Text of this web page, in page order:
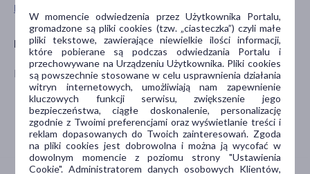
Pokaż wszystkie produkty LEENVIT
Producent
LEENVIT GROUP
W momencie odwiedzenia przez Użytkownika Portalu,
gromadzone są pliki cookies (tzw. „ciasteczka”) czyli małe
pliki tekstowe, zawierające niewielkie ilości informacji,
które pobierane są podczas odwiedzania Portalu i
przechowywane na Urządzeniu Użytkownika. Pliki cookies
są powszechnie stosowane w celu usprawnienia działania
witryn internetowych, umożliwiają nam zapewnienie
kluczowych funkcji serwisu, zwiększenie jego
bezpieczeństwa, ciągłe doskonalenie, personalizację
zgodnie z Twoimi preferencjami oraz wyświetlanie treści i
reklam dopasowanych do Twoich zainteresowań. Zgoda
na pliki cookies jest dobrowolna i można ją wycofać w
dowolnym momencie z poziomu strony "Ustawienia
Cookie". Administratorem danych osobowych Klientów,